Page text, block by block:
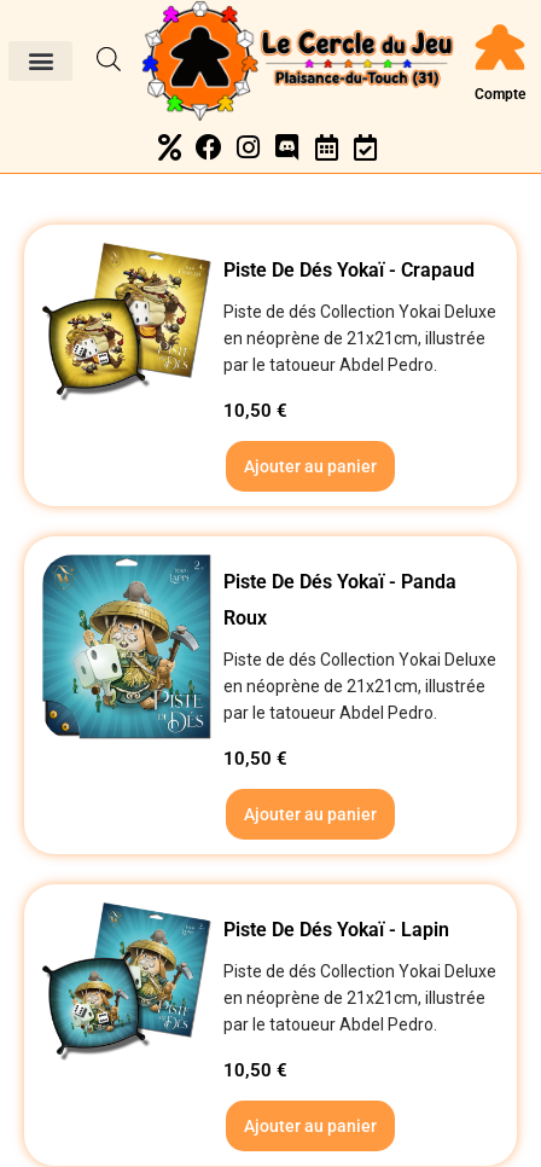
Compte
Piste De Dés Yokaï - Crapaud
Piste de dés Collection Yokai Deluxe
en néoprène de 21x21cm, illustrée
par le tatoueur Abdel Pedro.
10,50€
Ajouter au panier
Piste De Dés Yokaï - Panda
Roux
Piste de dés Collection Yokai Deluxe
en néoprène de 21x21cm, illustrée
par le tatoueur Abdel Pedro.
10,50€
Ajouter au panier
Piste De Dés Yokaï - Lapin
Piste de dés Collection Yokai Deluxe
en néoprène de 21x21cm, illustrée
par le tatoueur Abdel Pedro.
10,50€
Ajouter au panier